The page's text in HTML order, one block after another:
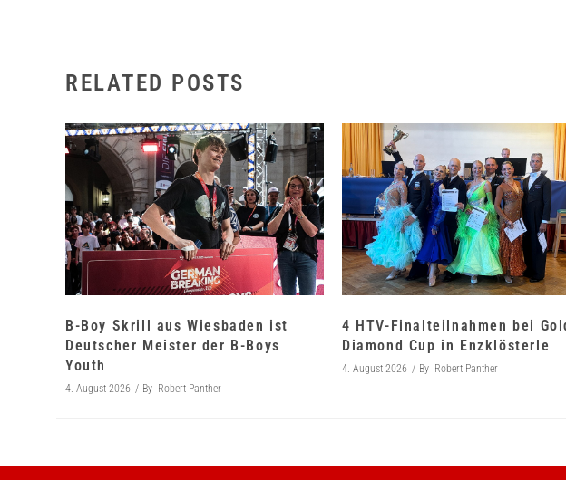
RELATED POSTS
B-Boy Skrill aus Wiesbaden ist
Deutscher Meister der B-Boys
Youth
4. August 2026 By Robert Panther
4 HTV-Finalteilnahmen bei
Diamond Cup in Enzklösterle
4. August 2026 By Robert Panther